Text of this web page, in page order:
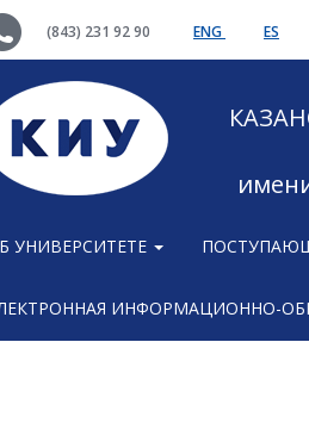
(843) 231 92 90 ENG ES
УНИВЕРСИТЕТЕ
ИНФОРМАЦИОННО-